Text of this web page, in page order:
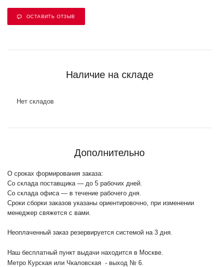
ОСТАВИТЬ ОТЗЫВ
Наличие на складе
Нет складов
Дополнительно
О сроках формирования заказа:
Со склада поставщика — до 5 рабочих дней.
Со склада офиса — в течение рабочего дня.
Сроки сборки заказов указаны ориентировочно, при изменении
менеджер свяжется с вами.
Неоплаченный заказ резервируется системой на 3 дня.
Наш бесплатный пункт выдачи находится в Москве.
Метро Курская или Чкаловская - выход № 6.